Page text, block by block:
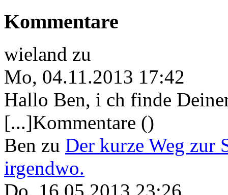
Kommentare
wieland zu
Mo, 04.11.2013 17:42
Hallo Ben, i ch finde
[...]Kommentare ()
Ben zu Der kurze Weg zur
irgendwo.